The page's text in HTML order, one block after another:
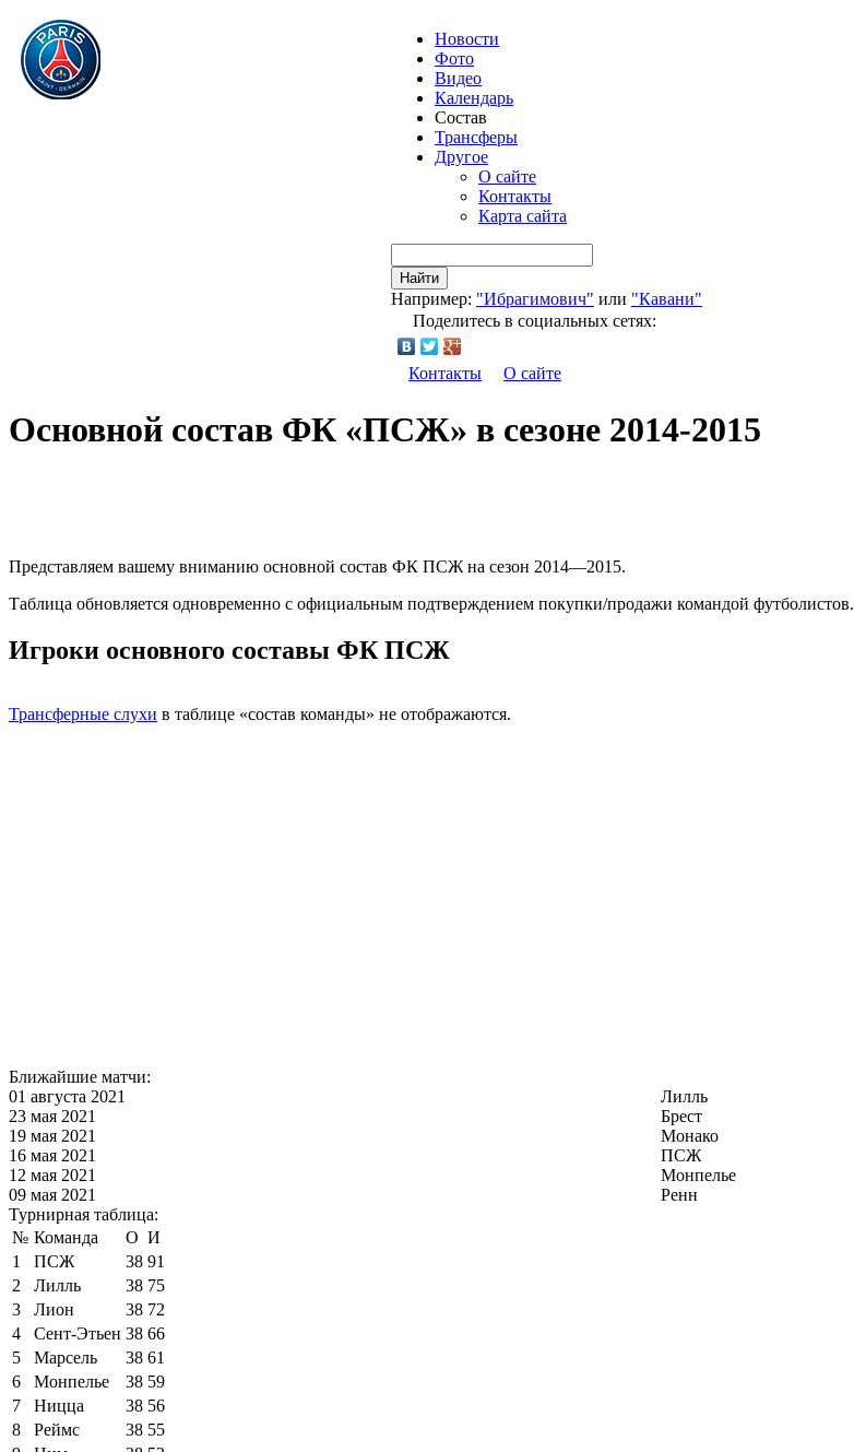
Новости
Фото
Видео
Календарь
Состав
Трансферы
Другое
О сайте
Контакты
Карта сайта
Найти
Например: "Ибрагимович" или "Кавани"
Поделитесь в социальных сетях:
Контакты О сайте
Основной состав ФК «ПСЖ» в сезоне 2014-2015
Представляем вашему вниманию основной состав ФК ПСЖ на сезон 2014—2015.
Таблица обновляется одновременно с официальным подтверждением покупки/продажи командой футболистов.
Игроки основного составы ФК ПСЖ
Трансферные слухи в таблице «состав команды» не отображаются.
Ближайшие матчи:
01 августа 2021
Лилль
23 мая 2021
Брест
19 мая 2021
Монако
16 мая 2021
ПСЖ
12 мая 2021
Монпелье
09 мая 2021
Ренн
Турнирная таблица:
№ Команда О И
1
ПСЖ 38 91
2
Лилль 38 75
3
Лион 38 72
4
Сент-Этьен 38 66
5
Марсель 38 61
6
Монпелье 38 59
7
Ницца 38 56
8
Реймс 38 55